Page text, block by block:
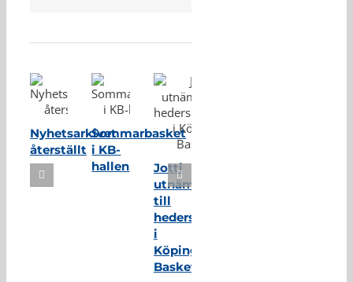
Nyhetsarkivet
återställt
Sommarbasket
i KB-
hallen
Jotti
utnämnd
till
hedersmedlem
i
Köping
Basket